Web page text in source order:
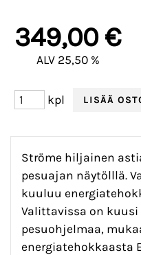
349,00 €
ALV 25,50 %
kpl
Ströme hiljainen
pesuajan näytölllä.
kuuluu
Valittavissa on
pesuohjelmaa,
energiatehokkaasta